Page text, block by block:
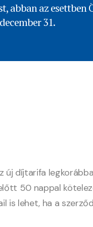
abban az esettben
31.
díjtarifa
50 nappal
is lehet, ha a